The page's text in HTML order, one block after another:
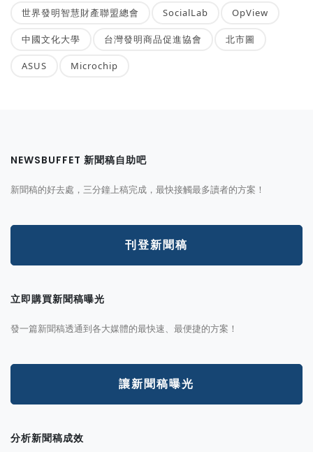
世界發明智慧財產聯盟總會 SocialLab OpView
中國文化大學 台灣發明商品促進協會 北市圖
ASUS Microchip
NEWSBUFFET 新聞稿自助吧
新聞稿的好去處，三分鐘上稿完成，最快接觸最多讀者的方案！
刊登新聞稿
立即購買新聞稿曝光
發一篇新聞稿透通到各大媒體的最快速、最便捷的方案！
讓新聞稿曝光
分析新聞稿成效